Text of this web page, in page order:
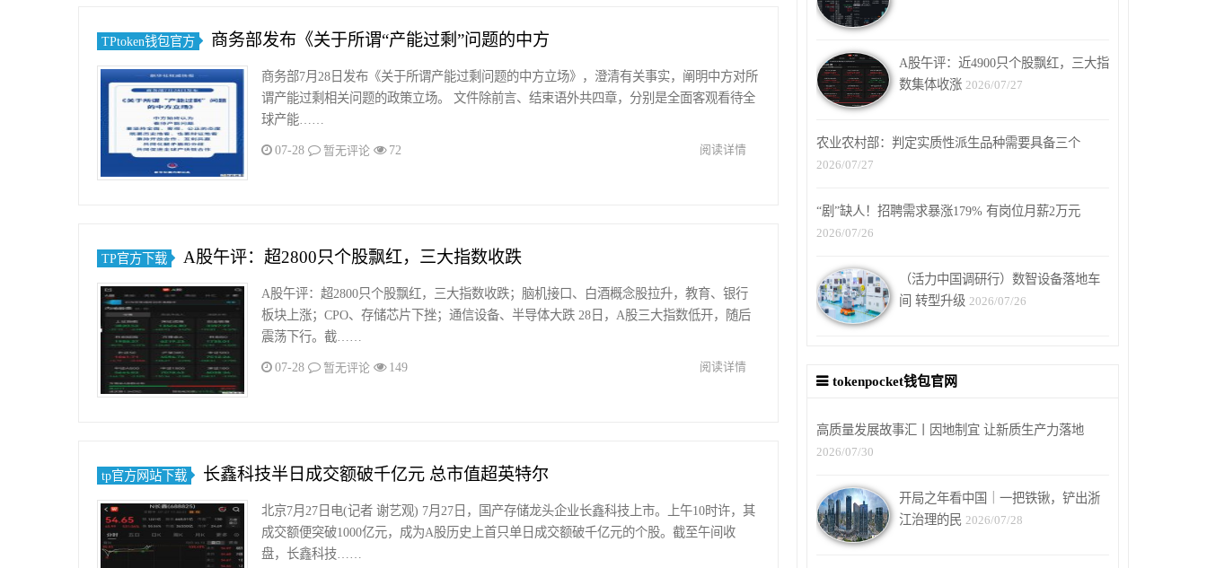
TPtoken钱包官方 商务部发布《关于所谓“产能过剩”问题的中方
商务部7月28日发布《关于所谓产能过剩问题的中方立场》，澄清有关事实，阐明中方对所
谓产能过剩相关问题的政策立场。 文件除前言、结束语外共四章，分别是全面客观看待全
球产能……
07-28 暂无评论 72 阅读详情
TP官方下载 A股午评：超2800只个股飘红，三大指数收跌
A股午评：超2800只个股飘红，三大指数收跌；脑机接口、白酒概念股拉升，教育、银行
板块上涨；CPO、存储芯片下挫；通信设备、半导体大跌 28日，A股三大指数低开，随后
震荡下行。截……
07-28 暂无评论 149 阅读详情
tp官方网站下载 长鑫科技半日成交额破千亿元 总市值超英特尔
北京7月27日电(记者 谢艺观) 7月27日，国产存储龙头企业长鑫科技上市。上午10时许，其
成交额便突破1000亿元，成为A股历史上首只单日成交额破千亿元的个股。截至午间收
盘，长鑫科技……
A股午评：近4900只个股飘红，三大指
数集体收涨 2026/07/27
农业农村部：判定实质性派生品种需要具备三个
2026/07/27
“剧”缺人！招聘需求暴涨179% 有岗位月薪2万元
2026/07/26
（活力中国调研行）数智设备落地车
间 转型升级 2026/07/26
tokenpocket钱包官网
高质量发展故事汇丨因地制宜 让新质生产力落地
2026/07/30
开局之年看中国｜一把铁锹，铲出浙
江治理的民 2026/07/28